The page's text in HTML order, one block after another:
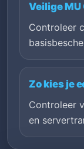
Veilige
Controleer
Zo kies je
Controleer
en